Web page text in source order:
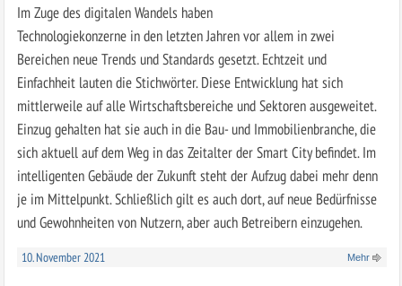
Im Zuge des digitalen Wandels haben
Technologiekonzerne in den letzten Jahren vor allem in zwei
Bereichen neue Trends und Standards gesetzt. Echtzeit und
Einfachheit lauten die Stichwörter. Diese Entwicklung hat sich
mittlerweile auf alle Wirtschaftsbereiche und Sektoren ausgeweitet.
Einzug gehalten hat sie auch in die Bau- und Immobilienbranche, die
sich aktuell auf dem Weg in das Zeitalter der Smart City befindet. Im
intelligenten Gebäude der Zukunft steht der Aufzug dabei mehr denn
je im Mittelpunkt. Schließlich gilt es auch dort, auf neue Bedürfnisse
und Gewohnheiten von Nutzern, aber auch Betreibern einzugehen.
10. November 2021 Mehr